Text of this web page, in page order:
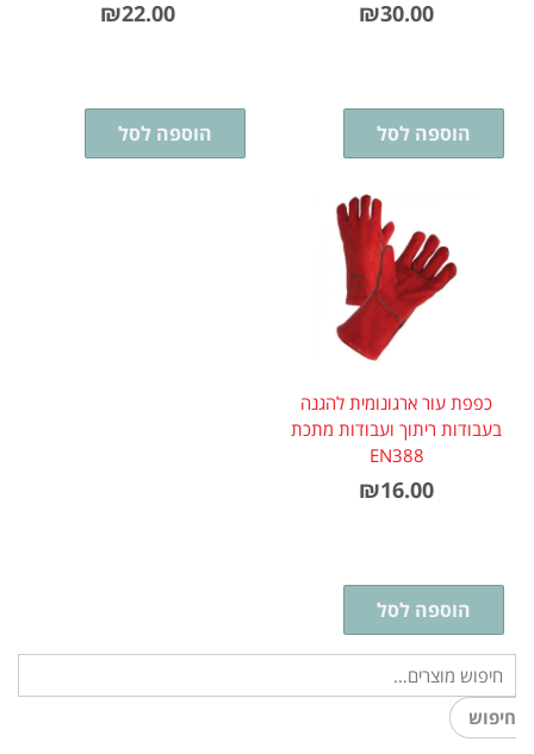
₪30.00
הוספה לסל
₪22.00
הוספה לסל
כפפת עור ארגונומית להגנה
בעבודות ריתוך ועבודות מתכת
EN388
₪16.00
הוספה לסל
חיפוש